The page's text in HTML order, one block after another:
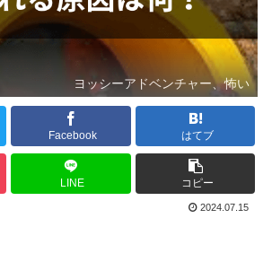
ヨッシーアドベンチャー、怖い
Facebook はてブ
LINE コピー
2024.07.15